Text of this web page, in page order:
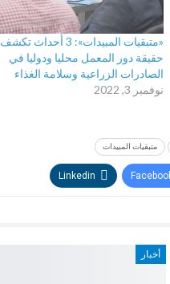
«متبقيات المبيدات»: 3 أحداث تكشف
حقيقة دور المعمل محليا ودوليا في
الصادرات الزراعية وسلامة الغذاء
نوفمبر 3, 2022
متبقيات المبيدات
Linkedin
أخبار